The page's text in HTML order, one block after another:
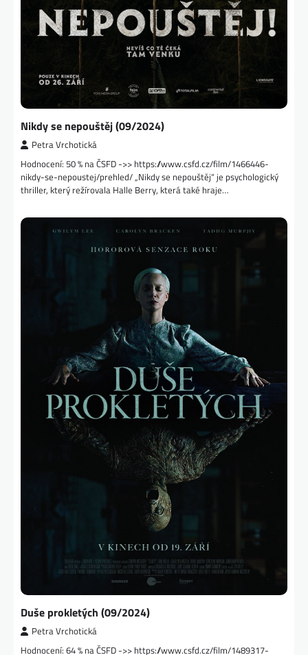
Nikdy se nepouštěj (09/2024)
Petra Vrchotická
Hodnocení: 50 % na ČSFD ->> https://www.csfd.cz/film/1466446-
nikdy-se-nepoustej/prehled/ „Nikdy se nepouštěj“ je psychologický
thriller, který režírovala Halle Berry, která také hraje…
Duše prokletých (09/2024)
Petra Vrchotická
Hodnocení: 64 % na ČSFD ->> https://www.csfd.cz/film/1489317-